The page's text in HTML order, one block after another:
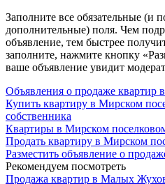
Заполните все обязательные
дополнительные) поля. Чем
объявление, тем быстрее
заполните, нажмите кнопку
ваше объявление увидит
Объявления о продаже квартир
Купить квартиру в Мирском
собственника
Квартиры в Мирском
Продать квартиру в Мирском
Разместить объявление о
Рекомендуем посмотреть
Продажа квартир в Малых